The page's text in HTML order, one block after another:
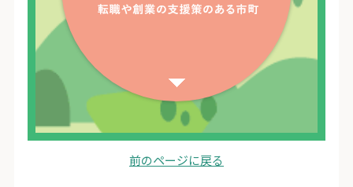
前のページに戻る